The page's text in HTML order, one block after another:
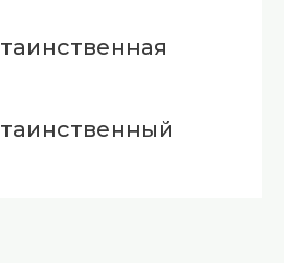
таинственная
таинственный